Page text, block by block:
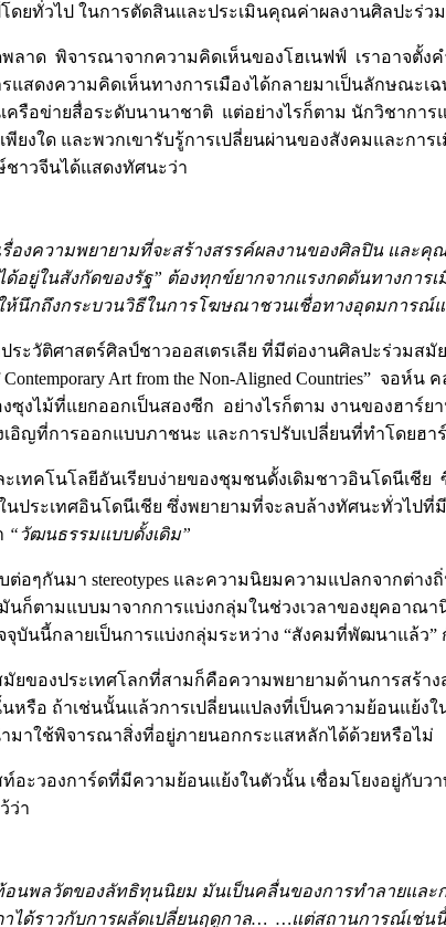
ยทั่วไป ในการตัดสินและประเมินคุณค่าผลงานศิลปะร่ว
าด พิจารณาจากความคิดเห็นของโฮเนฟฟ์ เราอาจตั้ง
ดงความคิดเห็นทางการเมืองได้กลายมาเป็นลักษณะเ
เครือข่ายสื่อระดับนานาชาติ แต่อย่างไรก็ตาม นักวิชาก
ยงใด และพวกเขารับรู้การเปลี่ยนผ่านของสังคมและก
าวจีนได้แสดงทัศนะว่า
องความพยายามที่จะสร้างสรรค์ผลงานของศิลปิน แล
ยู่ในสังกัดของรัฐ” ต้องทุกข์ยากจากแรงกดดันทางการ
นึกถึงกระบวนวิธีในการโฆษณาชวนเชื่อทางอุดมการณ์
ะวัติศาสตร์ศิลป์ชาวออสเตรเลีย ที่มีต่องานศิลปะร่วมส
Art from the Non-Aligned Countries” จ
ซุงไม้ที่แยกออกเป็นสองซีก อย่างไรก็ตาม งานของฮา
อิญที่การออกแบบภาชนะ และการปรับเปลี่ยนที่ทำโดยฮ
ทคโนโลยีอันเรียบง่ายของชุมชนดั้งเดิมชาวอินโดนีเชีย
นประเทศอินโดนีเชีย ซึ่งพยายามที่จะลบล้างทัศนะทั่วไป
“วัฒนธรรมแบบดั้งเดิม”
ๆกันมา stereotypes และความนิยมความแปลกจากต่า
นก็ตามแบบมาจากการแบ่งกลุ่มในช่วงเวลาของยุคอาณ
บันนี้กลายเป็นการแบ่งกลุ่มระหว่าง “สังคมที่พัฒนาแล้ว
ของประเทศโลกที่สามก็คือความพยายามด้านการสร้า
หรือ ถ้าเช่นนั้นแล้วการเปลี่ยนแปลงที่เป็นความย้อนแย้ง
ำมาใช้พิจารณาสิ่งที่อยู่ภายนอกกระแสหลักได้ด้วยหรือไม่
ท์อะวองการ์ดที่มีความย้อนแย้งในตัวนั้น เชื่อมโยงอยู่
ว่า
พลวัตของลัทธิทุนนิยม มันเป็นคลื่นของการทำลายและก
ด้ราวกับการผลัดเปลี่ยนฤดูกาล… …แต่สถานการณ์เช่นนี้